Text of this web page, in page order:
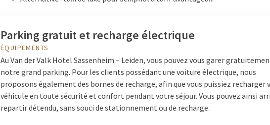
Parking gratuit et recharge électrique
ÉQUIPEMENTS
Au Van der Valk Hotel Sassenheim – Leiden, vous pouvez vous garer
notre grand parking. Pour les clients possédant une voiture électrique, nous
proposons également des bornes de recharge, afin que vous puissiez recharger
véhicule en toute sécurité et confort pendant votre séjour. Vous pouvez ainsi
repartir détendu, sans souci de stationnement ou de recharge.